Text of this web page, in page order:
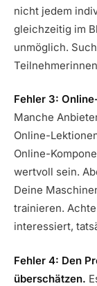
nicht jedem
gleichzeitig im
unmöglich.
Fehler 3:
Manche
Online-
Online-
wertvoll sein.
Deine
trainieren.
interessiert,
Fehler 4: Den
überschätzen.